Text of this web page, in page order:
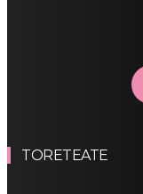
TORETEATE